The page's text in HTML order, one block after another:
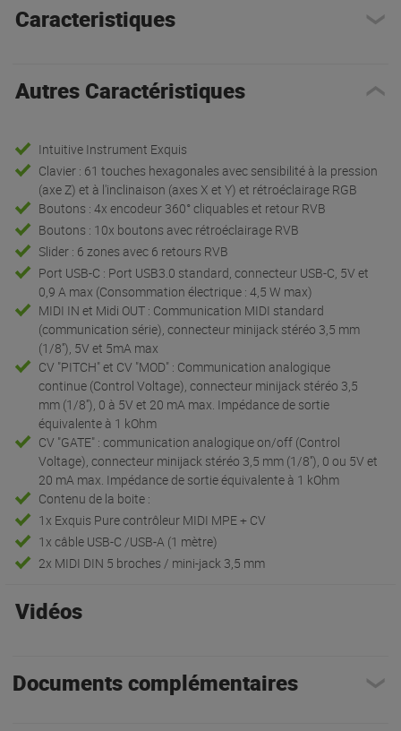
Caracteristiques
Autres Caractéristiques
Intuitive Instrument Exquis
Clavier : 61 touches hexagonales avec sensibilité à la pression
(axe Z) et à l'inclinaison (axes X et Y) et rétroéclairage RGB
Boutons : 4x encodeur 360° cliquables et retour RVB
Boutons : 10x boutons avec rétroéclairage RVB
Slider : 6 zones avec 6 retours RVB
Port USB-C : Port USB3.0 standard, connecteur USB-C, 5V et
0,9 A max (Consommation électrique : 4,5 W max)
MIDI IN et Midi OUT : Communication MIDI standard
(communication série), connecteur minijack stéréo 3,5 mm
(1/8''), 5V et 5mA max
CV "PITCH" et CV "MOD" : Communication analogique
continue (Control Voltage), connecteur minijack stéréo 3,5
mm (1/8''), 0 à 5V et 20 mA max. Impédance de sortie
équivalente à 1 kOhm
CV "GATE" : communication analogique on/off (Control
Voltage), connecteur minijack stéréo 3,5 mm (1/8''), 0 ou 5V et
20 mA max. Impédance de sortie équivalente à 1 kOhm
Contenu de la boite :
1x Exquis Pure contrôleur MIDI MPE + CV
1x câble USB-C /USB-A (1 mètre)
2x MIDI DIN 5 broches / mini-jack 3,5 mm
Vidéos
Documents complémentaires